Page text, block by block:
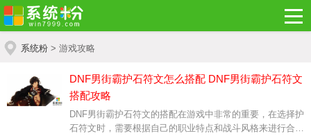
系统粉 > 游戏攻略
DNF男街霸护石符文怎么搭配 DNF男街霸护石符文
搭配攻略
DNF男街霸护石符文的搭配在游戏中非常的重要，在选择护
石符文时，需要根据自己的职业特点和战斗风格来进行合理